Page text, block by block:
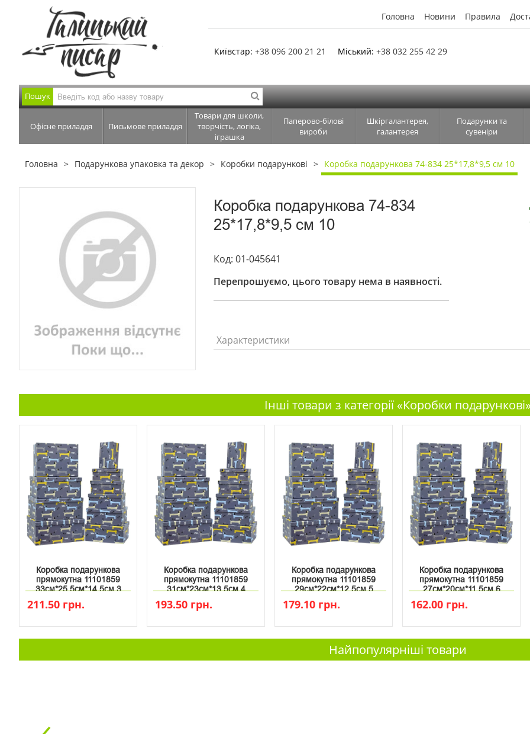
Головна Новини Правила
Київстар: +38 096 200 21 21 Міський: +38 032 255 42 29
Пошук
Офісне приладдя Письмове приладдя
Товари для школи,
творчість, логіка,
іграшка
Паперово-білові
вироби
Шкіргалантерея,
галантерея
Подарунки та
сувеніри
Головна Подарункова упаковка та декор Коробки подарункові Коробка подарункова 74-834 25*17,8*9,5 см 10
Коробка подарункова 74-834
25*17,8*9,5 см 10
Код: 01-045641
Перепрошуємо, цього товару нема в наявності.
Характеристики
Інші товари з категорії «Коробки
Коробка подарункова
прямокутна 11101859
33см*25.5см*14.5см 3
211.50 грн.
Коробка подарункова
прямокутна 11101859
31см*23см*13.5см 4
193.50 грн.
Коробка подарункова
прямокутна 11101859
29см*22см*12.5см 5
179.10 грн.
Коробка подарункова
прямокутна 11101859
27см*20см*11.5см 6
162.00 грн.
Найпопулярніші товари